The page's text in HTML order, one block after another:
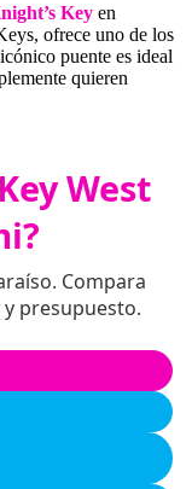
Key en
ofrece uno de los
puente es ideal
quieren
West
Compara
presupuesto.